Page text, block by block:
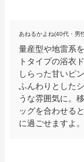
あねるかよね(40代・男
量産型や地雷系
トタイプの浴衣
しらった甘いピ
ふんわりとした
うな雰囲気に。
ッグを合わせる
に過ごせますよ。